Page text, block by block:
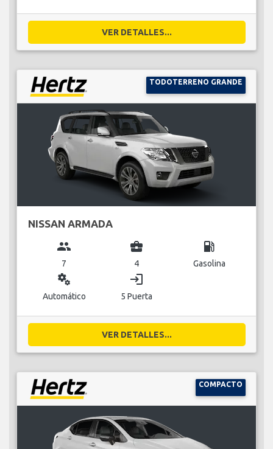
VER DETALLES...
TODOTERRENO GRANDE
NISSAN ARMADA
group
7
business_center
4
local_gas_station
Gasolina
miscellaneous_services
Automático
login
5 Puerta
VER DETALLES...
COMPACTO